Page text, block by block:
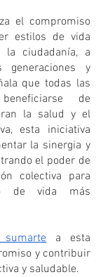
el compromiso
estilos de vida
la ciudadanía, a
y
que todas las
de
la salud y el
esta iniciativa
la sinergia y
el poder de
colectiva para
de vida más
sumarte a esta
y contribuir
y saludable.